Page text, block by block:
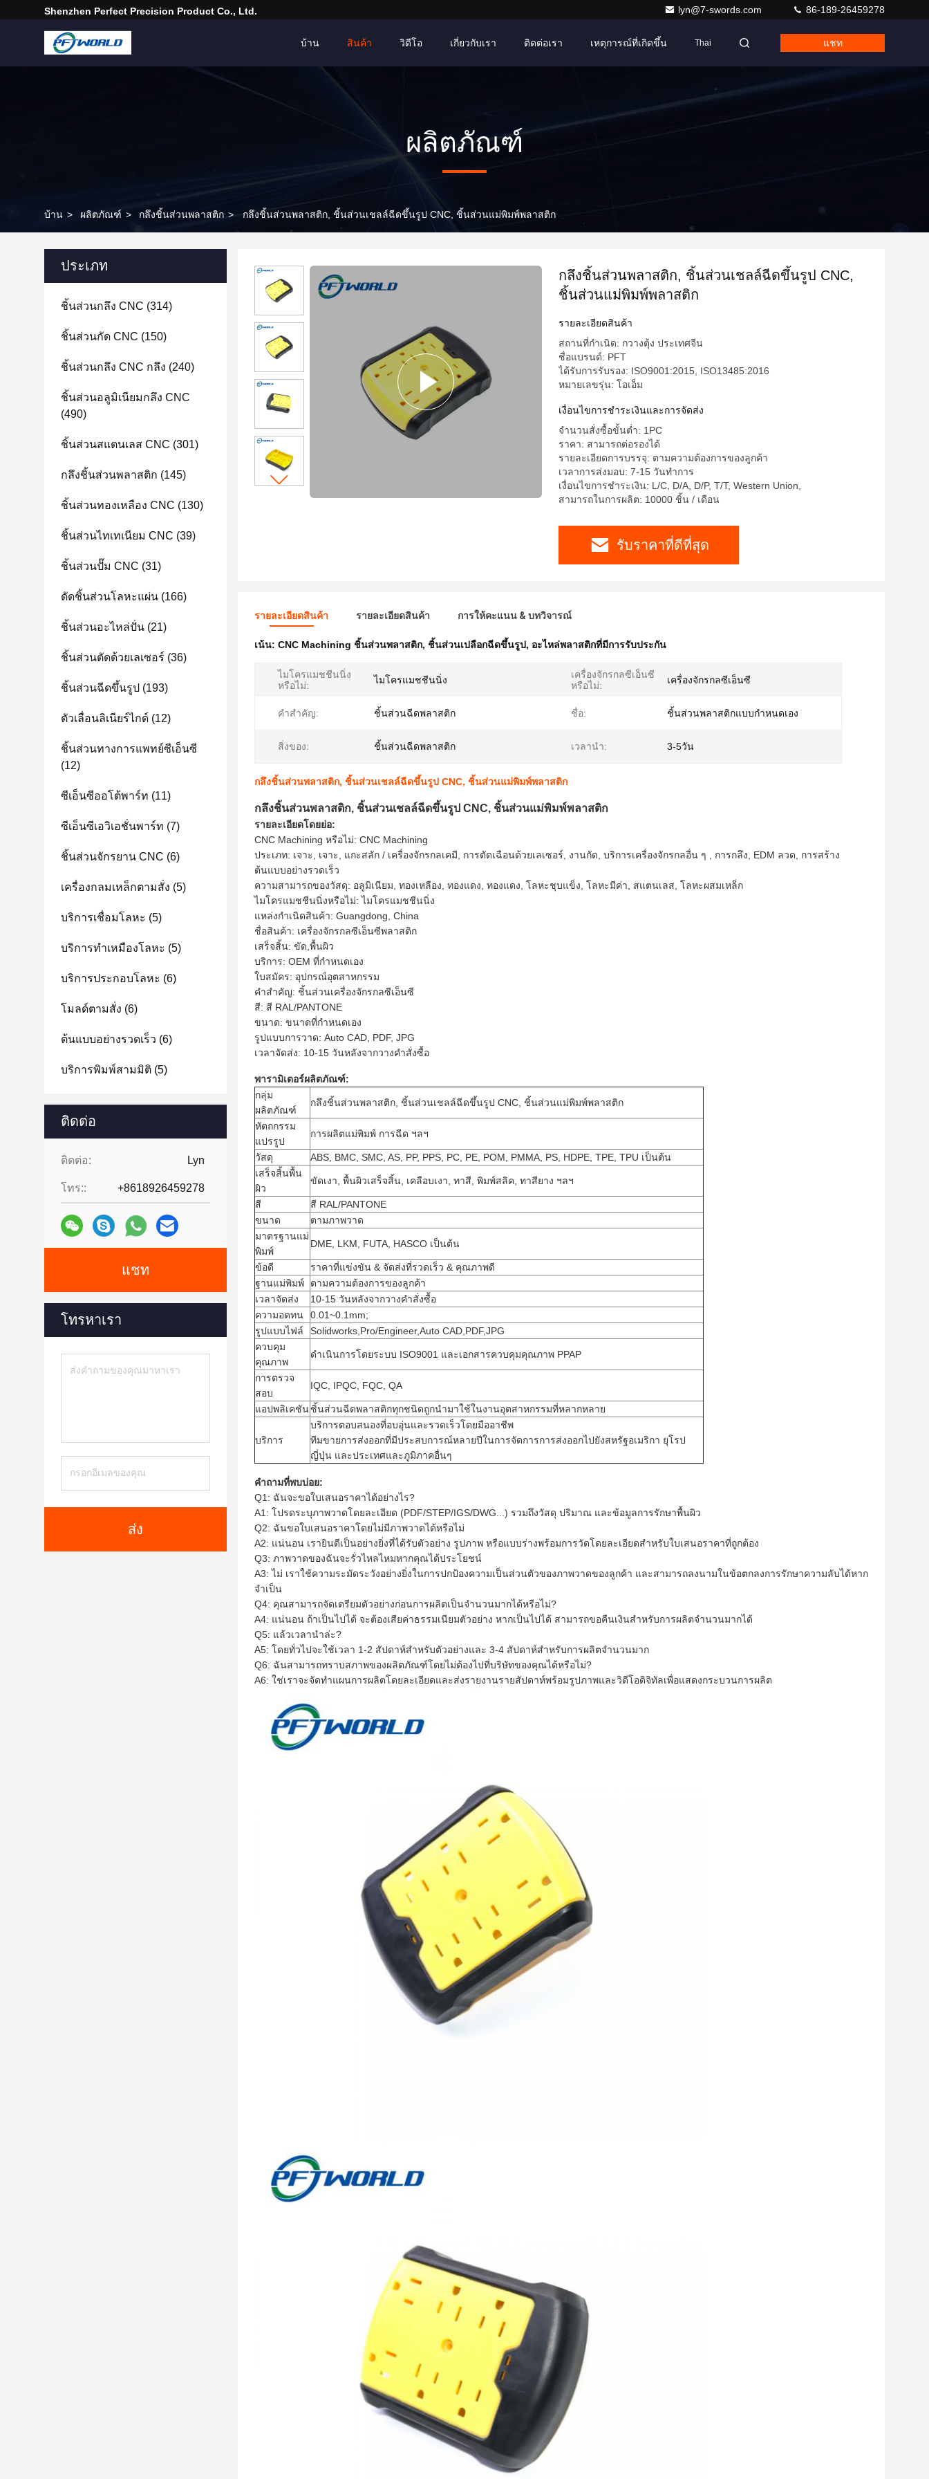
Shenzhen Perfect Precision Product Co., Ltd. lyn@7-swords.com 86-189-26459278
บ้าน สินค้า วิดีโอ เกี่ยวกับเรา ติดต่อเรา เหตุการณ์ที่เกิดขึ้น Thai แชท
ผลิตภัณฑ์
บ้าน > ผลิตภัณฑ์ > กลึงชิ้นส่วนพลาสติก > กลึงชิ้นส่วนพลาสติก, ชิ้นส่วนเชลล์ฉีดขึ้นรูป CNC, ชิ้นส่วนแม่พิมพ์พลาสติก
ประเภท
ชิ้นส่วนกลึง CNC (314)
ชิ้นส่วนกัด CNC (150)
ชิ้นส่วนกลึง CNC กลึง (240)
ชิ้นส่วนอลูมิเนียมกลึง CNC
(490)
ชิ้นส่วนสแตนเลส CNC (301)
กลึงชิ้นส่วนพลาสติก (145)
ชิ้นส่วนทองเหลือง CNC (130)
ชิ้นส่วนไทเทเนียม CNC (39)
ชิ้นส่วนปั๊ม CNC (31)
ดัดชิ้นส่วนโลหะแผ่น (166)
ชิ้นส่วนอะไหล่ปั่น (21)
ชิ้นส่วนตัดด้วยเลเซอร์ (36)
ชิ้นส่วนฉีดขึ้นรูป (193)
ตัวเลื่อนลิเนียร์ไกด์ (12)
ชิ้นส่วนทางการแพทย์ซีเอ็นซี
(12)
ซีเอ็นซีออโต้พาร์ท (11)
ซีเอ็นซีเอวิเอชั่นพาร์ท (7)
ชิ้นส่วนจักรยาน CNC (6)
เครื่องกลมเหล็กตามสั่ง (5)
บริการเชื่อมโลหะ (5)
บริการทําเหมืองโลหะ (5)
บริการประกอบโลหะ (6)
โมลด์ตามสั่ง (6)
ต้นแบบอย่างรวดเร็ว (6)
บริการพิมพ์สามมิติ (5)
ติดต่อ
ติดต่อ: Lyn
โทร:: +8618926459278
แชท
โทรหาเรา
ส่ง
กลึงชิ้นส่วนพลาสติก, ชิ้นส่วนเชลล์ฉีดขึ้นรูป CNC,
ชิ้นส่วนแม่พิมพ์พลาสติก
รายละเอียดสินค้า
สถานที่กำเนิด: กวางตุ้ง ประเทศจีน
ชื่อแบรนด์: PFT
ได้รับการรับรอง: ISO9001:2015, ISO13485:2016
หมายเลขรุ่น: โอเอ็ม
เงื่อนไขการชำระเงินและการจัดส่ง
จำนวนสั่งซื้อขั้นต่ำ: 1PC
ราคา: สามารถต่อรองได้
รายละเอียดการบรรจุ: ตามความต้องการของลูกค้า
เวลาการส่งมอบ: 7-15 วันทำการ
เงื่อนไขการชำระเงิน: L/C, D/A, D/P, T/T, Western Union,
สามารถในการผลิต: 10000 ชิ้น / เดือน
รับราคาที่ดีที่สุด
รายละเอียดสินค้า รายละเอียดสินค้า การให้คะแนน & บทวิจารณ์
เน้น: CNC Machining ชิ้นส่วนพลาสติก, ชิ้นส่วนเปลือกฉีดขึ้นรูป, อะไหล่พลาสติกที่มีการรับประกัน
ไมโครแมชชีนนิ่ง
หรือไม่:
ไมโครแมชชีนนิ่ง
เครื่องจักรกลซีเอ็นซี
หรือไม่:
เครื่องจักรกลซีเอ็นซี
คำสำคัญ: ชิ้นส่วนฉีดพลาสติก ชื่อ: ชิ้นส่วนพลาสติกแบบกำหนดเอง
สิ่งของ: ชิ้นส่วนฉีดพลาสติก เวลานำ: 3-5วัน
กลึงชิ้นส่วนพลาสติก, ชิ้นส่วนเชลล์ฉีดขึ้นรูป CNC, ชิ้นส่วนแม่พิมพ์พลาสติก
กลึงชิ้นส่วนพลาสติก, ชิ้นส่วนเชลล์ฉีดขึ้นรูป CNC, ชิ้นส่วนแม่พิมพ์พลาสติก
รายละเอียดโดยย่อ:
CNC Machining หรือไม่: CNC Machining
ประเภท: เจาะ, เจาะ, แกะสลัก / เครื่องจักรกลเคมี, การตัดเฉือนด้วยเลเซอร์, งานกัด, บริการเครื่องจักรกลอื่น ๆ , การกลึง, EDM ลวด, การสร้าง
ต้นแบบอย่างรวดเร็ว
ความสามารถของวัสดุ: อลูมิเนียม, ทองเหลือง, ทองแดง, ทองแดง, โลหะชุบแข็ง, โลหะมีค่า, สแตนเลส, โลหะผสมเหล็ก
ไมโครแมชชีนนิ่งหรือไม่: ไมโครแมชชีนนิ่ง
แหล่งกำเนิดสินค้า: Guangdong, China
ชื่อสินค้า: เครื่องจักรกลซีเอ็นซีพลาสติก
เสร็จสิ้น: ขัด,พื้นผิว
บริการ: OEM ที่กำหนดเอง
ใบสมัคร: อุปกรณ์อุตสาหกรรม
คำสำคัญ: ชิ้นส่วนเครื่องจักรกลซีเอ็นซี
สี: สี RAL/PANTONE
ขนาด: ขนาดที่กำหนดเอง
รูปแบบการวาด: Auto CAD, PDF, JPG
เวลาจัดส่ง: 10-15 วันหลังจากวางคำสั่งซื้อ
พารามิเตอร์ผลิตภัณฑ์:
กลุ่ม
ผลิตภัณฑ์
กลึงชิ้นส่วนพลาสติก, ชิ้นส่วนเชลล์ฉีดขึ้นรูป CNC, ชิ้นส่วนแม่พิมพ์พลาสติก
หัตถกรรม
แปรรูป
การผลิตแม่พิมพ์ การฉีด ฯลฯ
วัสดุ
ABS, BMC, SMC, AS, PP, PPS, PC, PE, POM, PMMA, PS, HDPE, TPE, TPU เป็นต้น
เสร็จสิ้นพื้น
ผิว
ขัดเงา, พื้นผิวเสร็จสิ้น, เคลือบเงา, ทาสี, พิมพ์สลิค, ทาสียาง ฯลฯ
สี
สี RAL/PANTONE
ขนาด
ตามภาพวาด
มาตรฐานแม่
พิมพ์
DME, LKM, FUTA, HASCO เป็นต้น
ข้อดี
ราคาที่แข่งขัน & จัดส่งที่รวดเร็ว & คุณภาพดี
ฐานแม่พิมพ์
ตามความต้องการของลูกค้า
เวลาจัดส่ง
10-15 วันหลังจากวางคำสั่งซื้อ
ความอดทน
0.01~0.1mm;
รูปแบบไฟล์
Solidworks,Pro/Engineer,Auto CAD,PDF,JPG
ควบคุม
คุณภาพ
ดำเนินการโดยระบบ ISO9001 และเอกสารควบคุมคุณภาพ PPAP
การตรวจ
สอบ
IQC, IPQC, FQC, QA
แอปพลิเคชันชิ้นส่วนฉีดพลาสติกทุกชนิดถูกนำมาใช้ในงานอุตสาหกรรมที่หลากหลาย
บริการ
บริการตอบสนองที่อบอุ่นและรวดเร็วโดยมืออาชีพ
ทีมขายการส่งออกที่มีประสบการณ์หลายปีในการจัดการการส่งออกไปยังสหรัฐอเมริกา ยุโรป
ญี่ปุ่น และประเทศและภูมิภาคอื่นๆ
คำถามที่พบบ่อย:
Q1: ฉันจะขอใบเสนอราคาได้อย่างไร?
A1: โปรดระบุภาพวาดโดยละเอียด (PDF/STEP/IGS/DWG...) รวมถึงวัสดุ ปริมาณ และข้อมูลการรักษาพื้นผิว
Q2: ฉันขอใบเสนอราคาโดยไม่มีภาพวาดได้หรือไม่
A2: แน่นอน เรายินดีเป็นอย่างยิ่งที่ได้รับตัวอย่าง รูปภาพ หรือแบบร่างพร้อมการวัดโดยละเอียดสำหรับใบเสนอราคาที่ถูกต้อง
Q3: ภาพวาดของฉันจะรั่วไหลไหมหากคุณได้ประโยชน์
A3: ไม่ เราใช้ความระมัดระวังอย่างยิ่งในการปกป้องความเป็นส่วนตัวของภาพวาดของลูกค้า และสามารถลงนามในข้อตกลงการรักษาความลับได้หาก
จำเป็น
Q4: คุณสามารถจัดเตรียมตัวอย่างก่อนการผลิตเป็นจำนวนมากได้หรือไม่?
A4: แน่นอน ถ้าเป็นไปได้ จะต้องเสียค่าธรรมเนียมตัวอย่าง หากเป็นไปได้ สามารถขอคืนเงินสำหรับการผลิตจำนวนมากได้
Q5: แล้วเวลานำล่ะ?
A5: โดยทั่วไปจะใช้เวลา 1-2 สัปดาห์สำหรับตัวอย่างและ 3-4 สัปดาห์สำหรับการผลิตจำนวนมาก
Q6: ฉันสามารถทราบสภาพของผลิตภัณฑ์โดยไม่ต้องไปที่บริษัทของคุณได้หรือไม่?
A6: ใช่เราจะจัดทำแผนการผลิตโดยละเอียดและส่งรายงานรายสัปดาห์พร้อมรูปภาพและวิดีโอดิจิทัลเพื่อแสดงกระบวนการผลิต